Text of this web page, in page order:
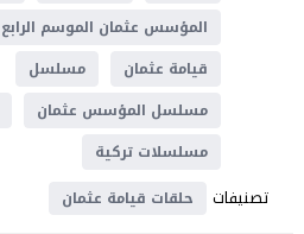
المؤسس عثمان الموسم الرابع
قيامة عثمان
مسلسل
مسلسل المؤسس عثمان
مسلسلات تركية
تصنيفات حلقات قيامة عثمان